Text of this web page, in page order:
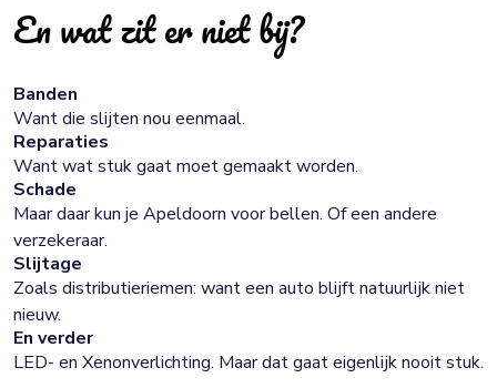
En wat zit er niet bij?
Banden
Want die slijten nou eenmaal.
Reparaties
Want wat stuk gaat moet gemaakt worden.
Schade
Maar daar kun je Apeldoorn voor bellen. Of een andere
verzekeraar.
Slijtage
Zoals distributieriemen: want een auto blijft natuurlijk niet
nieuw.
En verder
LED- en Xenonverlichting. Maar dat gaat eigenlijk nooit stuk.